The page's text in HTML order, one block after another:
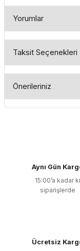
Yorumlar
Taksit Seçenekleri
Önerileriniz
Ürün resmi
Ürün
Ürün bilgilerinde
Aynı Gün
15:00’a kadar ki
siparişlerde
Ücretsiz